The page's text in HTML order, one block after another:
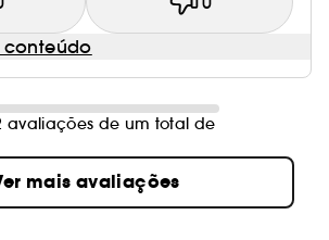
conteúdo
avaliações de um total de
mais avaliações